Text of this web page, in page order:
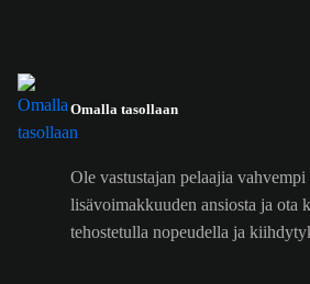
Omalla tasollaan
Ole vastustajan pelaajia
lisävoimakkuuden ansiosta ja ota
tehostetulla nopeudella ja